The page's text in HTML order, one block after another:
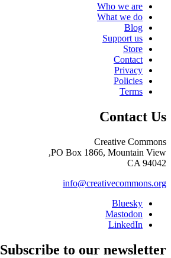
Who we are
What we do
Blog
Support us
Store
Contact
Privacy
Policies
Terms
Contact Us
Creative Commons
PO Box 1866, Mountain View,
CA 94042
info@creativecommons.org
Bluesky
Mastodon
LinkedIn
Subscribe to our newsletter